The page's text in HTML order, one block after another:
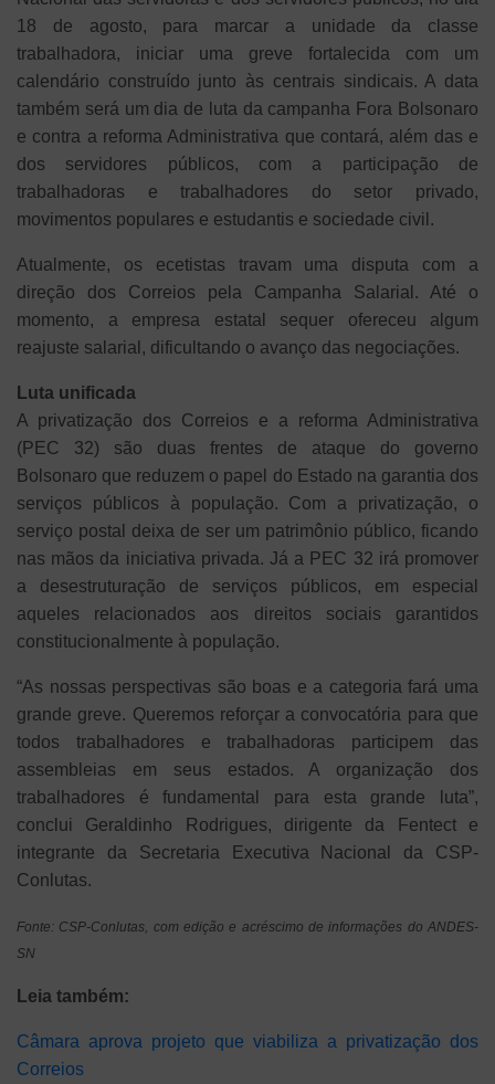
18 de agosto, para marcar a unidade da classe
trabalhadora, iniciar uma greve fortalecida com um
calendário construído junto às centrais sindicais. A data
também será um dia de luta da campanha Fora Bolsonaro
e contra a reforma Administrativa que contará, além das e
dos servidores públicos, com a participação de
trabalhadoras e trabalhadores do setor privado,
movimentos populares e estudantis e sociedade civil.
Atualmente, os ecetistas travam uma disputa com a
direção dos Correios pela Campanha Salarial. Até o
momento, a empresa estatal sequer ofereceu algum
reajuste salarial, dificultando o avanço das negociações.
Luta unificada
A privatização dos Correios e a reforma Administrativa
(PEC 32) são duas frentes de ataque do governo
Bolsonaro que reduzem o papel do Estado na garantia dos
serviços públicos à população. Com a privatização, o
serviço postal deixa de ser um patrimônio público, ficando
nas mãos da iniciativa privada. Já a PEC 32 irá promover
a desestruturação de serviços públicos, em especial
aqueles relacionados aos direitos sociais garantidos
constitucionalmente à população.
“As nossas perspectivas são boas e a categoria fará uma
grande greve. Queremos reforçar a convocatória para que
todos trabalhadores e trabalhadoras participem das
assembleias em seus estados. A organização dos
trabalhadores é fundamental para esta grande luta”,
conclui Geraldinho Rodrigues, dirigente da Fentect e
integrante da Secretaria Executiva Nacional da CSP-
Conlutas.
Fonte: CSP-Conlutas, com edição e acréscimo de informações do ANDES-
SN
Leia também:
Câmara aprova projeto que viabiliza a privatização dos
Correios